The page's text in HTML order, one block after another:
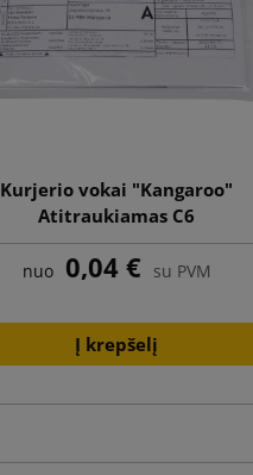
Kurjerio vokai "Kangaroo"
Atitraukiamas C6
nuo 0,04 € su PVM
Į krepšelį